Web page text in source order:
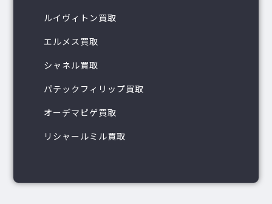
ルイヴィトン買取
エルメス買取
シャネル買取
パテックフィリップ買取
オーデマピゲ買取
リシャールミル買取